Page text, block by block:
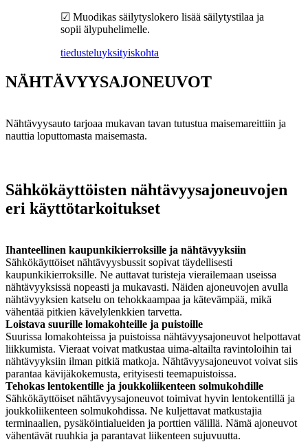
☑ Muodikas säilytyslokero lisää säilytystilaa ja
sopii älypuhelimelle.
tiedusteluyksityiskohta
NÄHTÄVYYSAJONEUVOT
Nähtävyysauto tarjoaa mukavan tavan tutustua maisemareittiin ja
nauttia loputtomasta maisemasta.
Sähkökäyttöisten nähtävyysajoneuvojen
eri käyttötarkoitukset
Ihanteellinen kaupunkikierroksille ja nähtävyyksiin
Sähkökäyttöiset nähtävyysbussit sopivat täydellisesti
kaupunkikierroksille. Ne auttavat turisteja vierailemaan useissa
nähtävyyksissä nopeasti ja mukavasti. Näiden ajoneuvojen avulla
nähtävyyksien katselu on tehokkaampaa ja kätevämpää, mikä
vähentää pitkien kävelylenkkien tarvetta.
Loistava suurille lomakohteille ja puistoille
Suurissa lomakohteissa ja puistoissa nähtävyysajoneuvot helpottavat
liikkumista. Vieraat voivat matkustaa uima-altailta ravintoloihin tai
nähtävyyksiin ilman pitkiä matkoja. Nähtävyysajoneuvot voivat siis
parantaa kävijäkokemusta, erityisesti teemapuistoissa.
Tehokas lentokentille ja joukkoliikenteen solmukohdille
Sähkökäyttöiset nähtävyysajoneuvot toimivat hyvin lentokentillä ja
joukkoliikenteen solmukohdissa. Ne kuljettavat matkustajia
terminaalien, pysäköintialueiden ja porttien välillä. Nämä ajoneuvot
vähentävät ruuhkia ja parantavat liikenteen sujuvuutta.